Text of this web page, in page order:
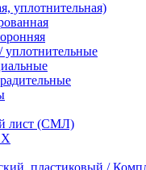
уплотнительная)
лист (СМЛ)
пластиковый /